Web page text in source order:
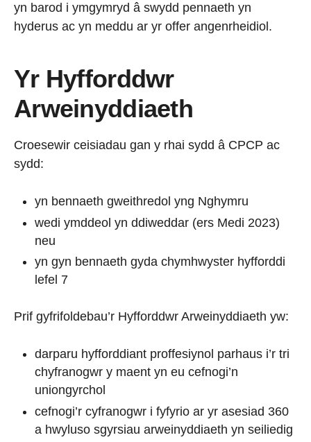
yn barod i ymgymryd â swydd pennaeth yn
hyderus ac yn meddu ar yr offer angenrheidiol.
Yr Hyfforddwr
Arweinyddiaeth
Croesewir ceisiadau gan y rhai sydd â CPCP ac
sydd:
yn bennaeth gweithredol yng Nghymru
wedi ymddeol yn ddiweddar (ers Medi 2023)
neu
yn gyn bennaeth gyda chymhwyster hyfforddi
lefel 7
Prif gyfrifoldebau’r Hyfforddwr Arweinyddiaeth yw:
darparu hyfforddiant proffesiynol parhaus i’r tri
chyfranogwr y maent yn eu cefnogi’n
uniongyrchol
cefnogi’r cyfranogwr i fyfyrio ar yr asesiad 360
a hwyluso sgyrsiau arweinyddiaeth yn seiliedig